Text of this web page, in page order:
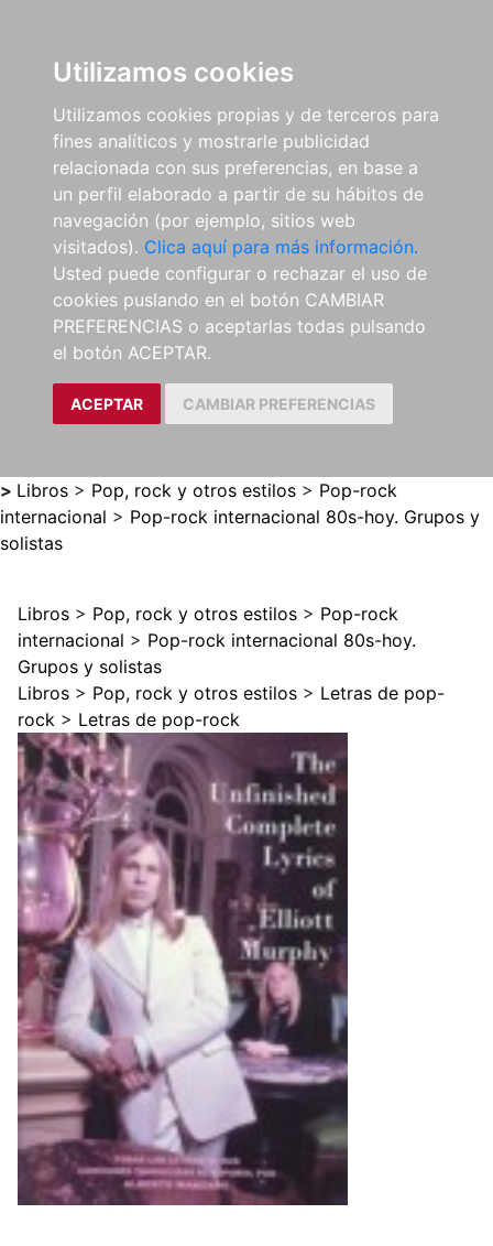
Utilizamos cookies
Utilizamos cookies propias y de terceros para
fines analíticos y mostrarle publicidad
relacionada con sus preferencias, en base a
un perfil elaborado a partir de su hábitos de
navegación (por ejemplo, sitios web
visitados). Clica aquí para más información.
Usted puede configurar o rechazar el uso de
cookies puslando en el botón CAMBIAR
PREFERENCIAS o aceptarlas todas pulsando
el botón ACEPTAR.
ACEPTAR CAMBIAR PREFERENCIAS
> Libros > Pop, rock y otros estilos > Pop-rock
internacional > Pop-rock internacional 80s-hoy. Grupos y
solistas
Libros > Pop, rock y otros estilos > Pop-rock
internacional > Pop-rock internacional 80s-hoy.
Grupos y solistas
Libros > Pop, rock y otros estilos > Letras de pop-
rock > Letras de pop-rock